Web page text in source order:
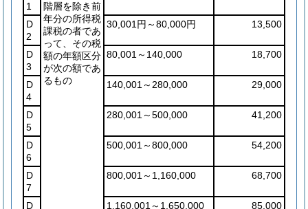
1
階層を除き前
年分の所得税
課税の者であ
って、その税
額の年額区分
が次の額であ
るもの
D
2
30,001円～80,000円 13,500
D
3
80,001～140,000 18,700
D
4
140,001～280,000 29,000
D
5
280,001～500,000 41,200
D
6
500,001～800,000 54,200
D
7
800,001～1,160,000 68,700
D 1,160,001～1,650,000 85,000